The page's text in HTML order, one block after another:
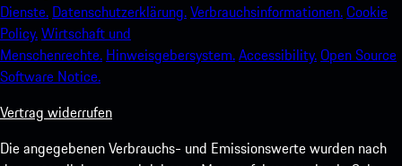
Dienste. Datenschutzerklärung.Verbrauchsinformationen.Cookie
Policy.Wirtschaft und
Menschenrechte. Hinweisgebersystem.Accessibility.Open Source
Software Notice.
Vertrag widerrufen
Die angegebenen Verbrauchs- und Emissionswerte wurden nach